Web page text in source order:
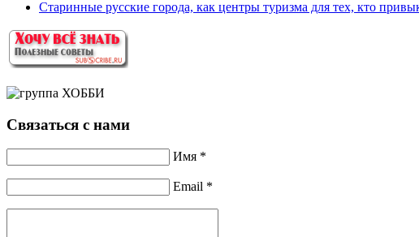
Старинные русские города, как центры туризма для тех, кто
Связаться с нами
Имя *
Email *